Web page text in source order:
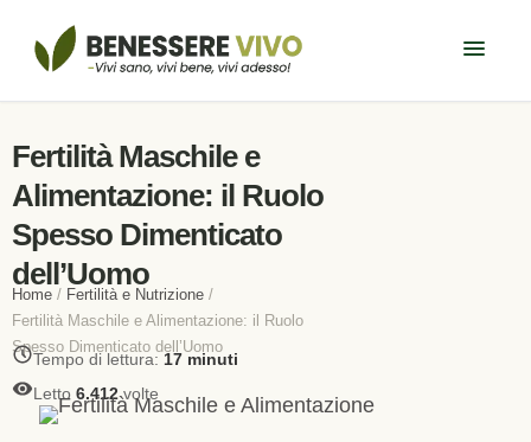
Fertilità Maschile e
Alimentazione: il Ruolo
Spesso Dimenticato
dell’Uomo
Home / Fertilità e Nutrizione /
Fertilità Maschile e Alimentazione: il Ruolo
Spesso Dimenticato dell’Uomo
Tempo di lettura:17 minuti
Letto 6.412volte